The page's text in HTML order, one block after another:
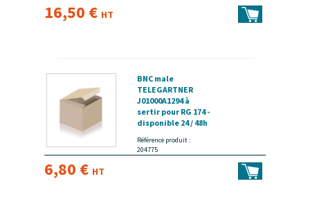
16,50 € HT
BNC male
TELEGARTNER
J01000A1294 à
sertir pour RG 174 -
disponible 24 / 48h
Référence produit :
204775
6,80 € HT